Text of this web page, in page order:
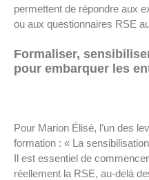
permettent de répondre aux
ou aux questionnaires RSE
Formaliser,
pour embarquer les
Pour Marion Élisé, l’un des
formation : « La
Il est essentiel de
réellement la RSE, au-delà